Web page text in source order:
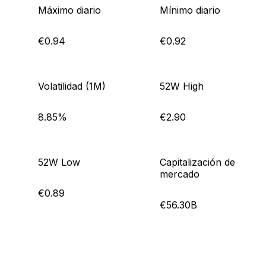
Máximo diario
€0.94
Mínimo diario
€0.92
Volatilidad (1M)
8.85%
52W High
€2.90
52W Low
€0.89
Capitalización de
mercado
€56.30B